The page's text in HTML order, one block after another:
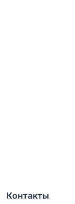
Контакты